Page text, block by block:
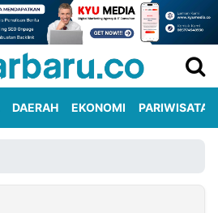
DAERAH EKONOMI PARIWISATA